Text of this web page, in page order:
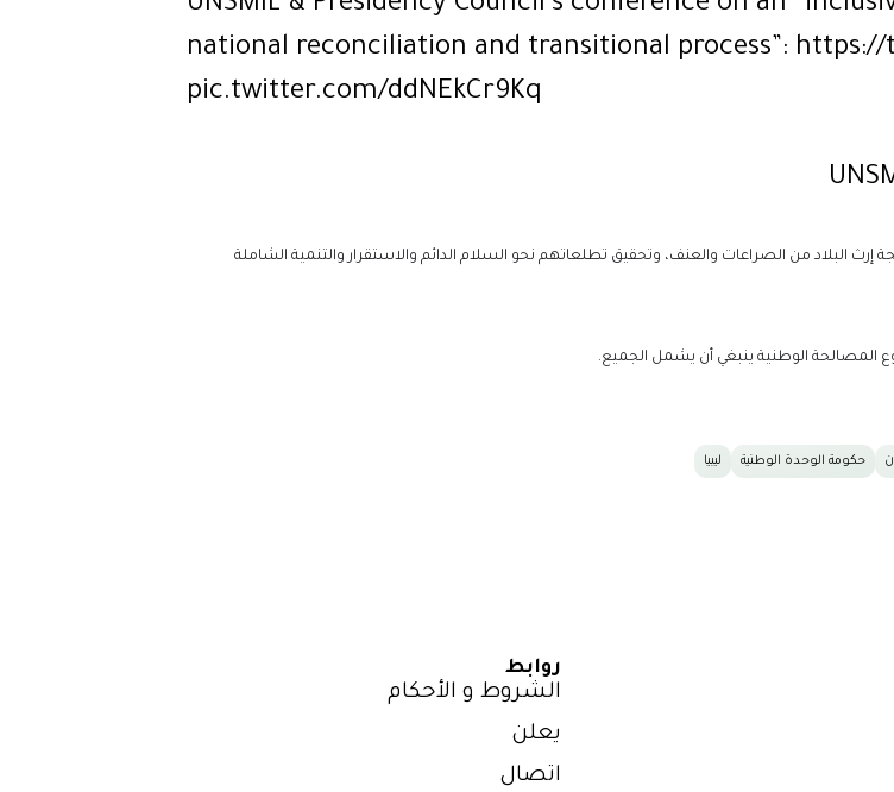
national reconciliation and transitional process”: https://
pic.twitter.com/ddNEkCr9Kq
إرث البلاد من الصراعات والعنف، وتحقيق تطلعاتهم نحو السلام الدائم والاستقرار والتنمية الشاملة
حكومة الوحدة الوطنية ليبيا
روابط
الشروط و الأحكام
يعلن
اتصال